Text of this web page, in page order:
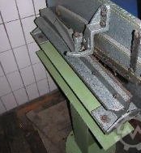
araçları ve
12 ay garanti
sayıda makine gibi,
uyarlanmıştır.